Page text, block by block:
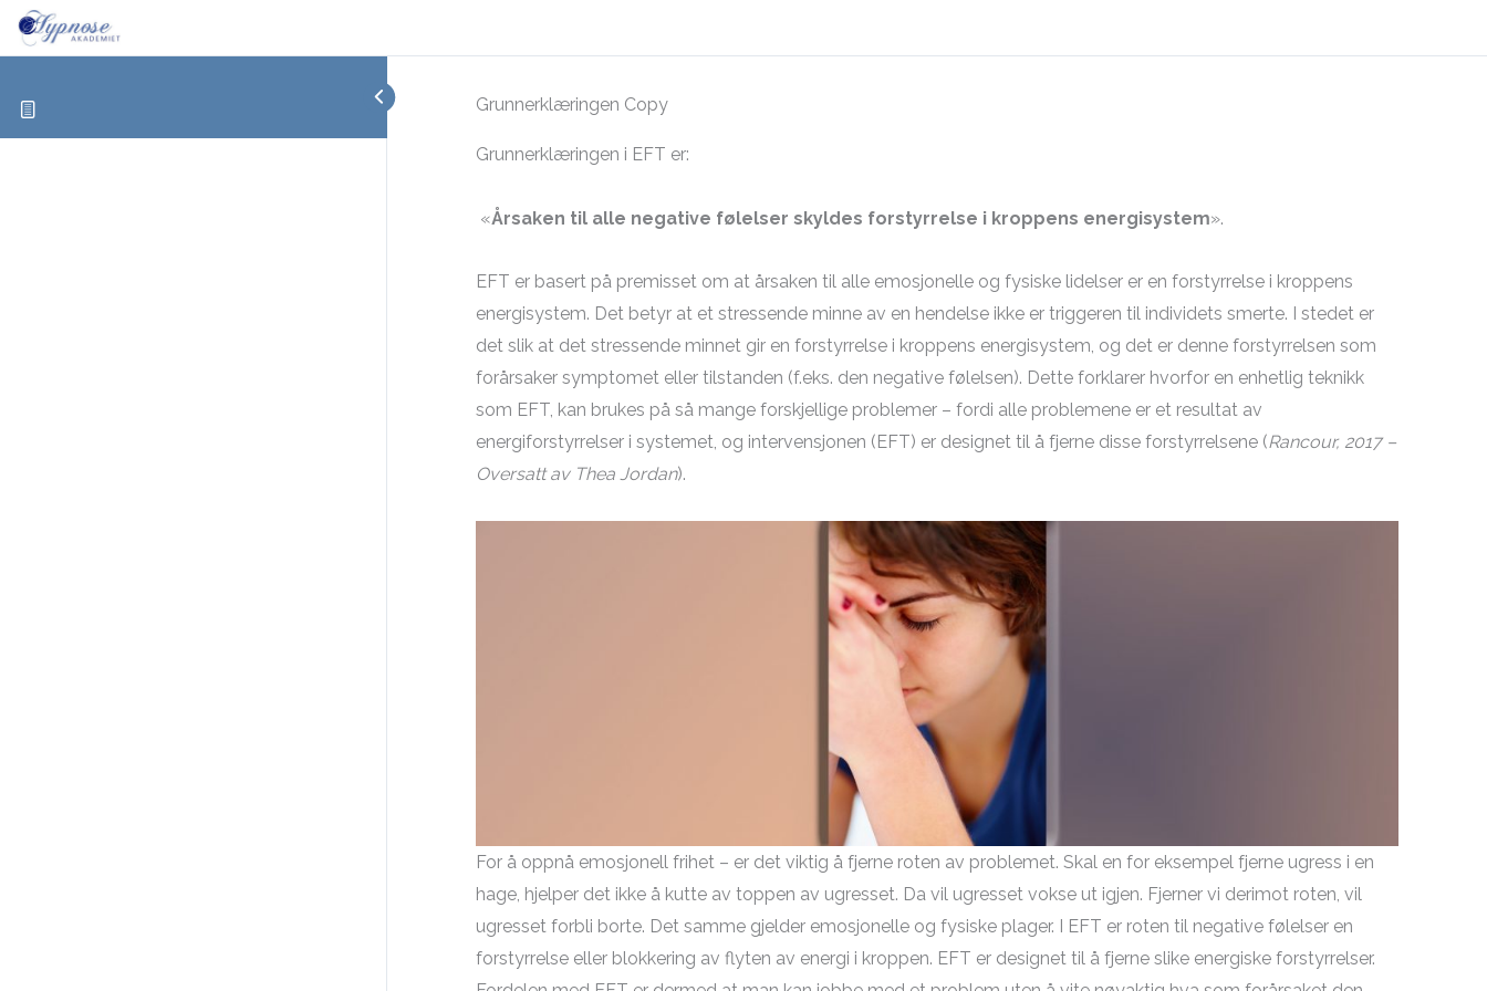
Grunnerklæringen Copy
Grunnerklæringen i EFT er:
«Årsaken til alle negative følelser skyldes forstyrrelse i kroppens energisystem».
EFT er basert på premisset om at årsaken til alle emosjonelle og fysiske lidelser er en forstyrrelse i kroppens
energisystem. Det betyr at et stressende minne av en hendelse ikke er triggeren til individets smerte. I stedet er
det slik at det stressende minnet gir en forstyrrelse i kroppens energisystem, og det er denne forstyrrelsen som
forårsaker symptomet eller tilstanden (f.eks. den negative følelsen). Dette forklarer hvorfor en enhetlig teknikk
som EFT, kan brukes på så mange forskjellige problemer – fordi alle problemene er et resultat av
energiforstyrrelser i systemet, og intervensjonen (EFT) er designet til å fjerne disse forstyrrelsene (Rancour, 2017 –
Oversatt av Thea Jordan).
For å oppnå emosjonell frihet – er det viktig å fjerne roten av problemet. Skal en for eksempel fjerne ugress i en
hage, hjelper det ikke å kutte av toppen av ugresset. Da vil ugresset vokse ut igjen. Fjerner vi derimot roten, vil
ugresset forbli borte. Det samme gjelder emosjonelle og fysiske plager. I EFT er roten til negative følelser en
forstyrrelse eller blokkering av flyten av energi i kroppen. EFT er designet til å fjerne slike energiske forstyrrelser.